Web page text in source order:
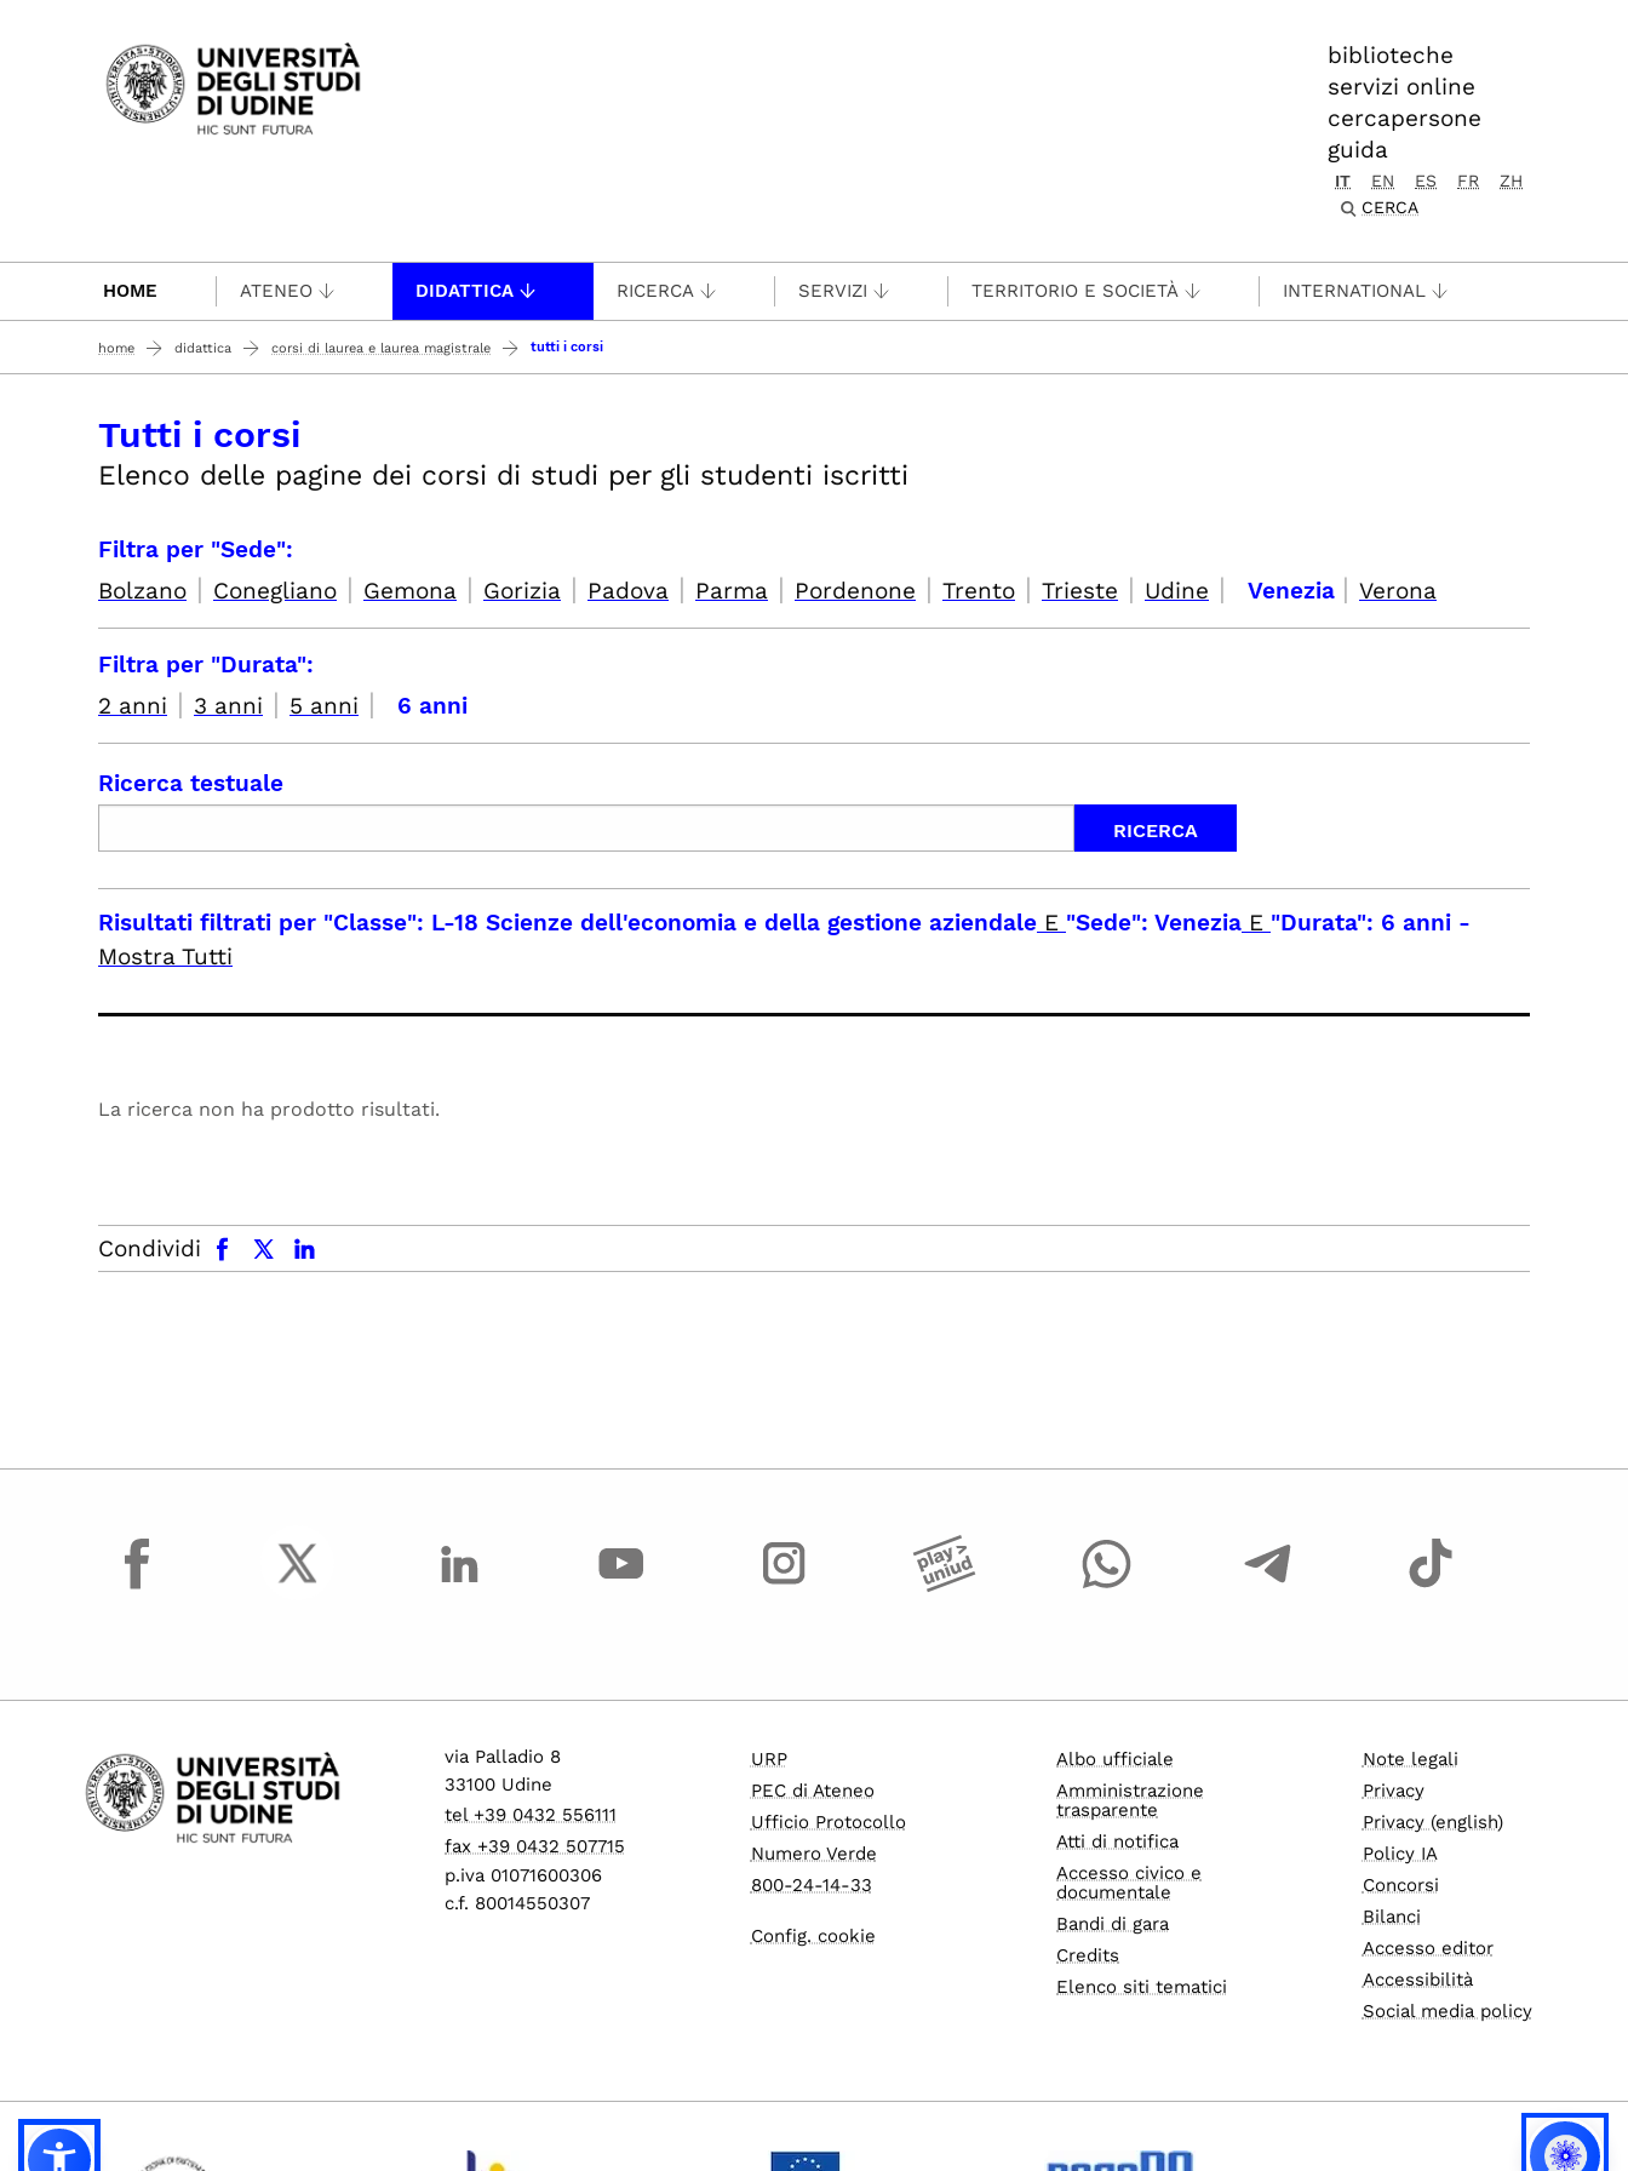
Passa al contenuto principale
biblioteche
servizi online
cercapersone
guida
IT EN ES FR
ZH
CERCA
HOME ATENEO DIDATTICA RICERCA SERVIZI TERRITORIO E SOCIETÀ INTERNATIONAL
home didattica corsi di laurea e laurea magistrale tutti i corsi
Tutti i corsi
Elenco delle pagine dei corsi di studi per gli studenti iscritti
Filtra per "Sede":
Bolzano | Conegliano | Gemona | Gorizia | Padova | Parma | Pordenone | Trento | Trieste | Udine | Venezia | Verona
Filtra per "Durata":
2 anni | 3 anni | 5 anni | 6 anni
Ricerca testuale
Risultati filtrati per "Classe": L-18 Scienze dell'economia e della gestione aziendale E "Sede": Venezia E "Durata": 6 anni -
Mostra Tutti
La ricerca non ha prodotto risultati.
Condividi
facebook x.com linkedin
facebook
via Palladio 8
33100 Udine
tel +39 0432 556111
fax +39 0432 507715
p.iva 01071600306
c.f. 80014550307
URP
PEC di Ateneo
Ufficio Protocollo
Numero Verde
800-24-14-33
Config. cookie
Albo ufficiale
Amministrazione
trasparente
Atti di notifica
Accesso civico e
documentale
Bandi di gara
Credits
Elenco siti tematici
Note legali
Privacy
Privacy (english)
Policy IA
Concorsi
Bilanci
Accesso editor
Accessibilità
Social media policy